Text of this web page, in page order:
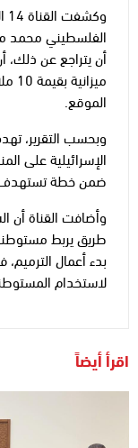
الفلسطيني محمد
أن يتراجع عن ذلك،
الموقع.
وبحسب التقرير،
الإسرائيلية على
ضمن خطة تستهدف
وأضافت القناة أن
طريق يربط
بدء أعمال
لاستخدام
اقرأ أيضاً